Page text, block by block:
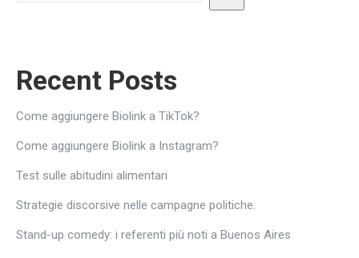
Recent Posts
Come aggiungere Biolink a TikTok?
Come aggiungere Biolink a Instagram?
Test sulle abitudini alimentari
Strategie discorsive nelle campagne politiche.
Stand-up comedy: i referenti più noti a Buenos Aires